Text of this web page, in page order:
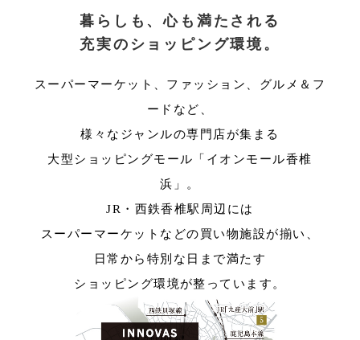
暮らしも、心も満たされる
充実のショッピング環境。
スーパーマーケット、ファッション、グルメ＆フ
ードなど、
様々なジャンルの専門店が集まる
大型ショッピングモール「イオンモール香椎
浜」。
JR・西鉄香椎駅周辺には
スーパーマーケットなどの買い物施設が揃い、
日常から特別な日まで満たす
ショッピング環境が整っています。